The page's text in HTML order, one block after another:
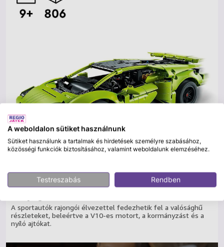
A sportautók rajongói élvezettel fedezhetik fel a valósághű
részleteket, beleértve a V10-es motort, a kormányzást és a
nyíló ajtókat.
A weboldalon sütiket használnunk
Sütiket használunk a tartalmak és hirdetések személyre szabásához,
közösségi funkciók biztosításához, valamint weboldalunk elemzéséhez.
Testreszabás Rendben